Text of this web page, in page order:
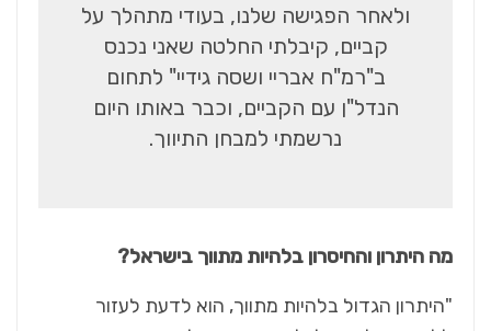
ולאחר הפגישה שלנו, בעודי מתהלך על
קביים, קיבלתי החלטה שאני נכנס
ב"רמ"ח אבריי ושסה גידיי" לתחום
הנדל"ן עם הקביים, וכבר באותו היום
נרשמתי למבחן התיווך.
מה היתרון והחיסרון בלהיות מתווך בישראל?
"היתרון הגדול בלהיות מתווך, הוא לדעת לעזור